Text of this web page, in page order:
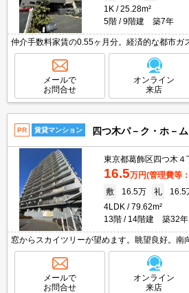
1K
25.28m²
5階
9階建 築7年
仲介手数料家賃の0.55ヶ月分。経済的な都市ガ
ク。宅配ボックスあり。インターネット無料。
付。敷地内防犯カメラ設置。新生活のスタート
メールで
お問合せ
オンライン
来店
PR 賃貸マンション 四つ木パ－ク・ホ－
東京都葛飾区四つ木４
16.5万円(管理費等
敷
16.5万 礼
16.5
4LDK
79.62m²
13階
14階建 築32年
窓からスカイツリーが望めます。眺望良好。南
すけっとへ120m。セブンイレブンへ150m。
生活環境良好。追い焚き機能付きバス。TVイ
メールで
お問合せ
オンライン
来店